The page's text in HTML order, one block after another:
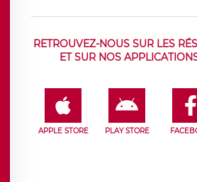
RETROUVEZ-NOUS SUR LES
ET SUR NOS
APPLE STORE PLAY STORE